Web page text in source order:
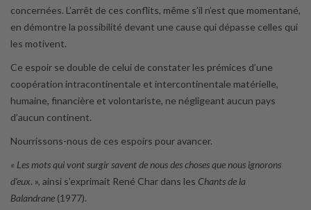
concernées. L’arrêt de ces conflits, même s’il n’est que momentané,
en démontre la possibilité devant une cause qui dépasse celles qui
les motivent.
Ce espoir se double de celui de constater les prémices d’une
coopération intracontinentale et intercontinentale matérielle,
humaine, financière et volontariste, ne négligeant aucun pays
d’aucun continent.
Nourrissons-nous de ces espoirs pour avancer.
« Les mots qui vont surgir savent de nous des choses que nous ignorons
d’eux. », ainsi s’exprimait René Char dans les Chants de la
Balandrane (1977).